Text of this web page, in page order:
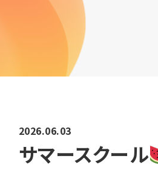
2026.06.03
サマースクール